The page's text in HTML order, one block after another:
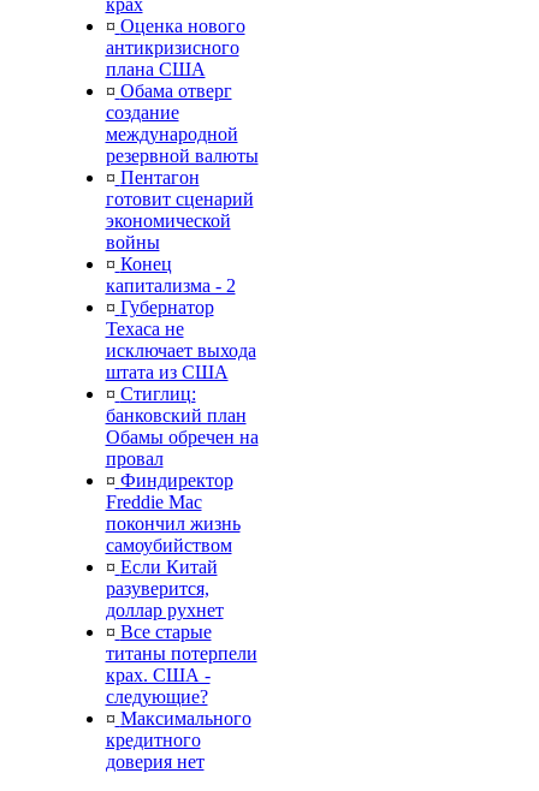
крах
¤ Оценка нового
антикризисного
плана США
¤ Обама отверг
создание
международной
резервной валюты
¤ Пентагон
готовит сценарий
экономической
войны
¤ Конец
капитализма - 2
¤ Губернатор
Техаса не
исключает выхода
штата из США
¤ Стиглиц:
банковский план
Обамы обречен на
провал
¤ Финдиректор
Freddie Mac
покончил жизнь
самоубийством
¤ Если Китай
разуверится,
доллар рухнет
¤ Все старые
титаны потерпели
крах. США -
следующие?
¤ Максимального
кредитного
доверия нет